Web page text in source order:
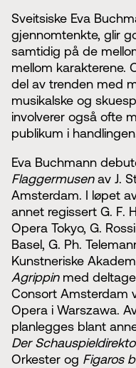
Sveitsiske Eva
gjennomtenkte, glir
samtidig på de
mellom karakterene.
del av trenden med
musikalske og
involverer også ofte
publikum i
Eva Buchmann
Flaggermusenav J.
Amsterdam. I løpet
annet regissert G. F.
Opera Tokyo, G.
Basel, G. Ph.
Kunstneriske
Agrippin med
Consort Amsterdam
Opera i Warszawa.
planlegges blant
Der
Orkester og Figaros